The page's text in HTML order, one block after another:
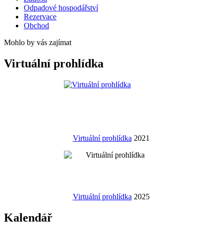
Odpadové hospodářství
Rezervace
Obchod
Mohlo by vás zajímat
Virtuální prohlídka
Virtuální prohlídka 2021
Virtuální prohlídka 2025
Kalendář